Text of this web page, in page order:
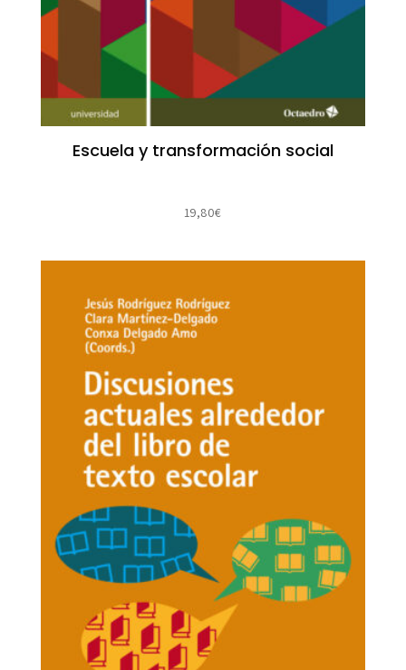
Escuela y transformación social
19,80€